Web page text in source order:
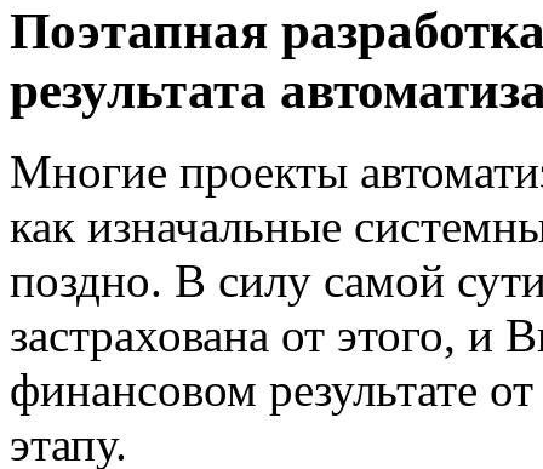
Поэтапная
результата
Многие проекты
как изначальные
поздно. В силу самой
застрахована от этого,
финансовом результате
этапу.